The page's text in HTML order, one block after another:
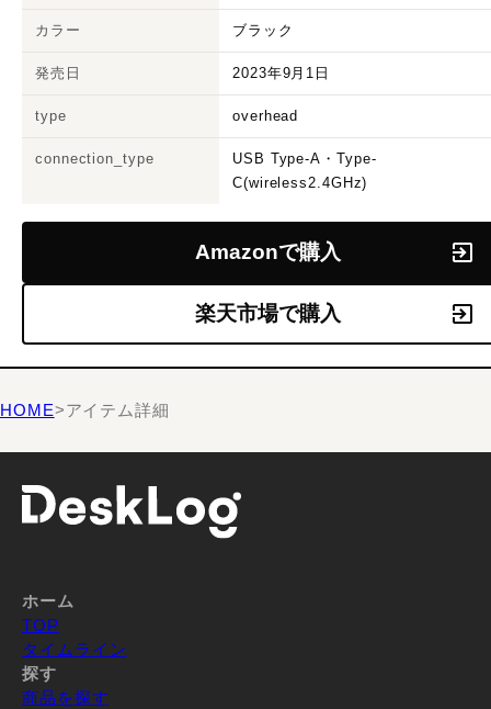
カラー ブラック
発売日 2023年9月1日
type overhead
connection_type
USB Type-A・Type-
C(wireless2.4GHz)
Amazonで購入
楽天市場で購入
HOME>アイテム詳細
ホーム
TOP
タイムライン
探す
商品を探す